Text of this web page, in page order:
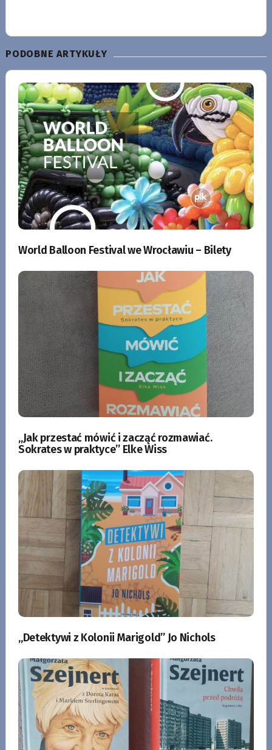
PODOBNE ARTYKUŁY
World Balloon Festival we Wrocławiu – Bilety
„Jak przestać mówić i zacząć rozmawiać.
Sokrates w praktyce” Elke Wiss
„Detektywi z Kolonii Marigold” Jo Nichols